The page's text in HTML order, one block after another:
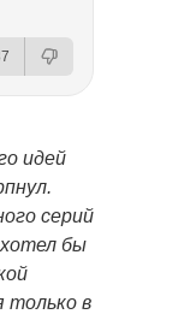
идей
серий
бы
только в